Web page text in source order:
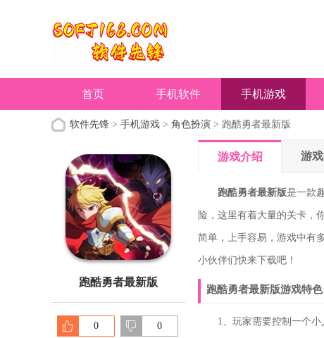
首页 手机软件 手机游戏
软件先锋 > 手机游戏 > 角色扮演 > 跑酷勇者最新版
跑酷勇者最新版
0 0
游戏介绍 游
跑酷勇者最新版是一款
险，这里有着大量的关卡，
简单，上手容易，游戏中有
小伙伴们快来下载吧！
跑酷勇者最新版游戏特色
1、玩家需要控制一个小